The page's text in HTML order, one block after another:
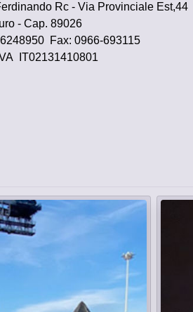
Rc - Via Provinciale Est,44
Gioia Tauro - Cap. 89026
6248950 Fax: 0966-
€ 10400
E-